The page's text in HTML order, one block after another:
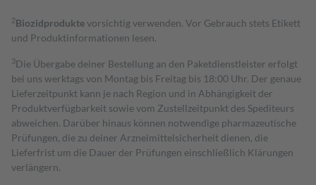
2Biozidproduktevorsichtig verwenden. Vor Gebrauch stets Etikett
und Produktinformationen lesen.
3Die Übergabe deiner Bestellung an den Paketdienstleister erfolgt
bei uns werktags von Montag bis Freitag bis 18:00 Uhr. Der genaue
Lieferzeitpunkt kann je nach Region und in Abhängigkeit der
Produktverfügbarkeit sowie vom Zustellzeitpunkt des Spediteurs
abweichen. Darüber hinaus können notwendige pharmazeutische
Prüfungen, die zu deiner Arzneimittelsicherheit dienen, die
Lieferfrist um die Dauer der Prüfungen einschließlich Klärungen
verlängern.